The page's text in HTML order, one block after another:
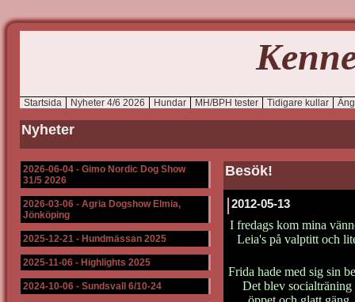
Startsida Nyheter 4/6 2026 Hundar MH/BPH tester Tidigare kullar
Nyheter
2026-06-04 - Gimo Nordic Dog Show
31/5 2026
2026-03-06 - Agria Dogshow Elmia,
Jönköping
2025-12-21 - Hundmässan 2025
2025-11-06 - Highlights 2025
2024-10-06 - Sundsvall 6/10-24
Besök!
2012-05-13
I fredags kom mina
Leia's på valptitt och
Frida hade med sig sin
Det blev